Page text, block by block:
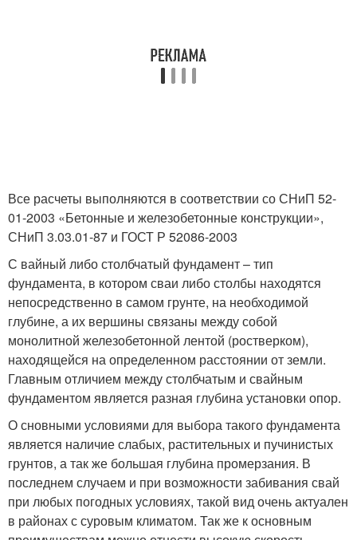
Все расчеты выполняются в соответствии со СНиП 52-
01-2003 «Бетонные и железобетонные конструкции»,
СНиП 3.03.01-87 и ГОСТ Р 52086-2003
С вайный либо столбчатый фундамент – тип
фундамента, в котором сваи либо столбы находятся
непосредственно в самом грунте, на необходимой
глубине, а их вершины связаны между собой
монолитной железобетонной лентой (ростверком),
находящейся на определенном расстоянии от земли.
Главным отличием между столбчатым и свайным
фундаментом является разная глубина установки опор.
О сновными условиями для выбора такого фундамента
является наличие слабых, растительных и пучинистых
грунтов, а так же большая глубина промерзания. В
последнем случаем и при возможности забивания свай
при любых погодных условиях, такой вид очень актуален
в районах с суровым климатом. Так же к основным